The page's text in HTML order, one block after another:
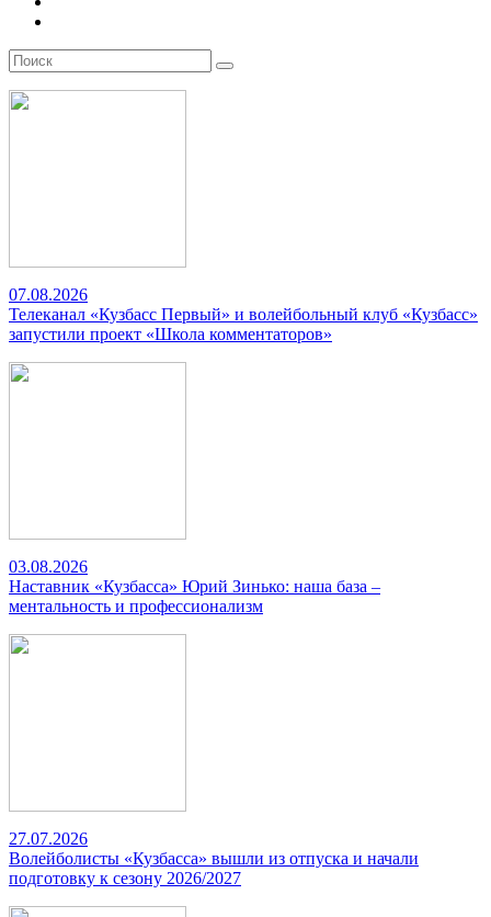
07.08.2026
Телеканал «Кузбасс Первый» и волейбольный клуб «Кузбасс»
запустили проект «Школа комментаторов»
03.08.2026
Наставник «Кузбасса» Юрий Зинько: наша база –
ментальность и профессионализм
27.07.2026
Волейболисты «Кузбасса» вышли из отпуска и начали
подготовку к сезону 2026/2027